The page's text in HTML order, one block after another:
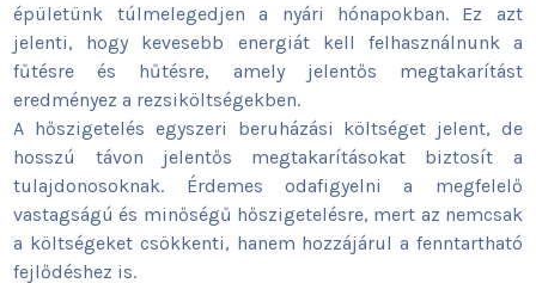
épületünk túlmelegedjen a nyári hónapokban. Ez azt
jelenti, hogy kevesebb energiát kell felhasználnunk a
fűtésre és hűtésre, amely jelentős megtakarítást
eredményez a rezsiköltségekben.
A hőszigetelés egyszeri beruházási költséget jelent, de
hosszú távon jelentős megtakarításokat biztosít a
tulajdonosoknak. Érdemes odafigyelni a megfelelő
vastagságú és minőségű hőszigetelésre, mert az nemcsak
a költségeket csökkenti, hanem hozzájárul a fenntartható
fejlődéshez is.